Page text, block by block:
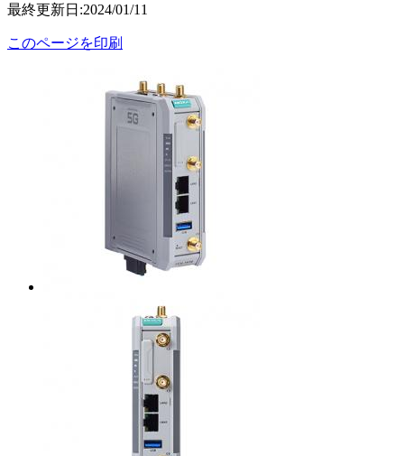
最終更新日:2024/01/11
このページを印刷